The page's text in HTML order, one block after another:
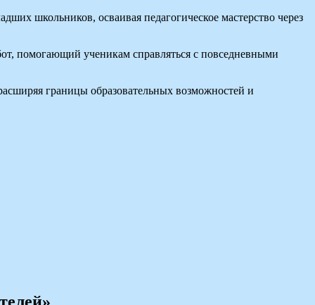
школьников, осваивая педагогическое мастерство через
помогающий ученикам справляться с повседневными
границы образовательных возможностей и